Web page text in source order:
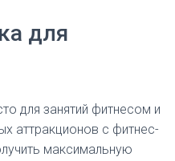
для
для занятий фитнесом и
аттракционов с фитнес-
максимальную